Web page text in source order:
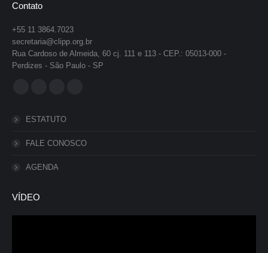
Contato
+55 11 3864.7023
secretaria@clipp.org.br
Rua Cardoso de Almeida, 60 cj. 111 e 113 - CEP.: 05013-000 -
Perdizes - São Paulo - SP
opens
window
opens
in
window
opens
in
window
in
ESTATUTO
FALE CONOSCO
AGENDA
VÍDEO